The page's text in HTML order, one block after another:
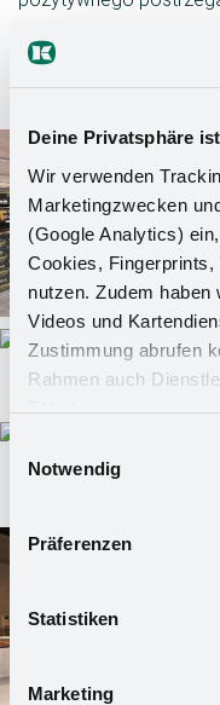
Deine Privatsphäre
Wir verwenden
Marketingzwecken
(Google Analytics)
Cookies,
nutzen. Zudem
Videos und
Zustimmung abrufen
Rahmen auch
EU ohne
zu Sicherheits- und
Rechtsmittel
willigen Sie in die
widerrufen. Mehr
Einwilligungsauswahl
Notwendig
Präferenzen
Statistiken
Marketing
szczególnie w
wyjściowych, aby